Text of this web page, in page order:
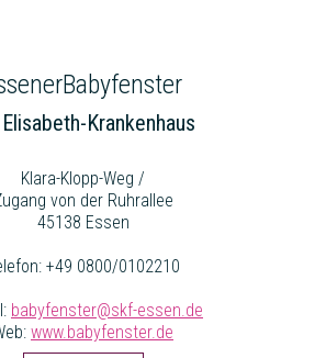
Krankenhaus
Klara-Klopp-Weg /
von der Ruhrallee
45138 Essen
+49 0800/0102210
babyfenster@skf-essen.de
www.babyfenster.de